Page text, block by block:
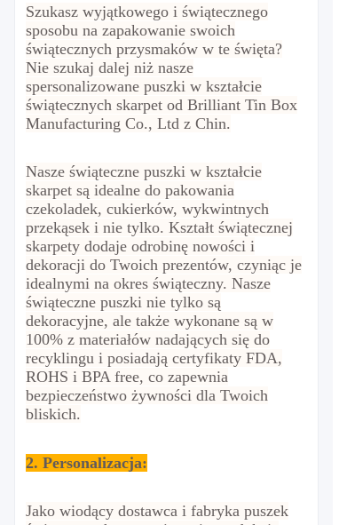
Szukasz wyjątkowego i świątecznego
sposobu na zapakowanie swoich
świątecznych przysmaków w te święta?
Nie szukaj dalej niż nasze
spersonalizowane puszki w kształcie
świątecznych skarpet od Brilliant Tin Box
Manufacturing Co., Ltd z Chin.
Nasze świąteczne puszki w kształcie
skarpet są idealne do pakowania
czekoladek, cukierków, wykwintnych
przekąsek i nie tylko. Kształt świątecznej
skarpety dodaje odrobinę nowości i
dekoracji do Twoich prezentów, czyniąc je
idealnymi na okres świąteczny. Nasze
świąteczne puszki nie tylko są
dekoracyjne, ale także wykonane są w
100% z materiałów nadających się do
recyklingu i posiadają certyfikaty FDA,
ROHS i BPA free, co zapewnia
bezpieczeństwo żywności dla Twoich
bliskich.
2. Personalizacja:
Jako wiodący dostawca i fabryka puszek